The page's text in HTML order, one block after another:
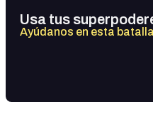
Usa tus
Ayúdanos en esta